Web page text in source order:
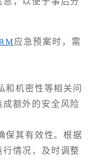
应急预案时，需
机密性等相关问
额外的安全风险
保其有效性。根据
情况，及时调整